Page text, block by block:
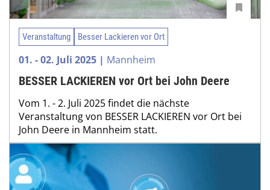
Veranstaltung Besser Lackieren vor Ort
01. - 02. Juli 2025 | Mannheim
BESSER LACKIEREN vor Ort bei John Deere
Vom 1. - 2. Juli 2025 findet die nächste
Veranstaltung von BESSER LACKIEREN vor Ort bei
John Deere in Mannheim statt.